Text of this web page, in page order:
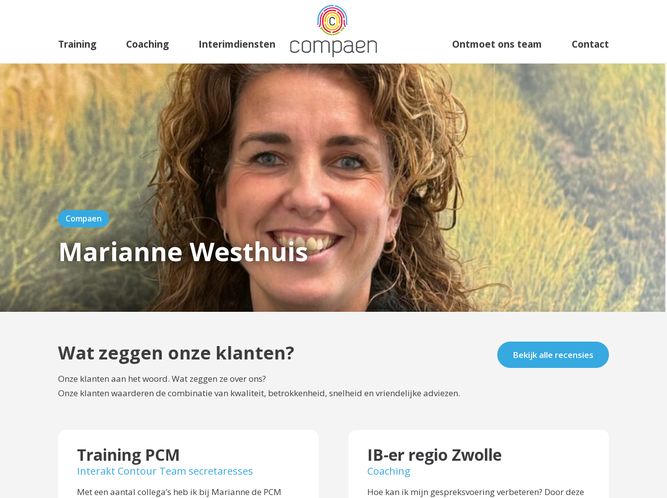
Training Coaching Interimdiensten Ontmoet ons team Contact
Compaen
Marianne Westhuis
Wat zeggen onze klanten?
Onze klanten aan het woord. Wat zeggen ze over ons?
Onze klanten waarderen de combinatie van kwaliteit, betrokkenheid, snelheid en vriendelijke adviezen.
Bekijk alle recensies
Training PCM
Interakt Contour Team secretaresses
Met een aantal collega’s heb ik bij Marianne de PCM
IB-er regio Zwolle
Coaching
Hoe kan ik mijn gespreksvoering verbeteren? Door deze